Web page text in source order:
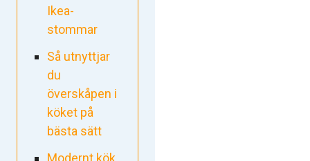
Ikea-
stommar
Så utnyttjar
du
överskåpen i
köket på
bästa sätt
Modernt kök